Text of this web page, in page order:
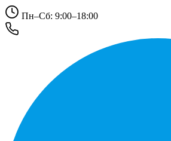
Пн–Сб: 9:00–18:00